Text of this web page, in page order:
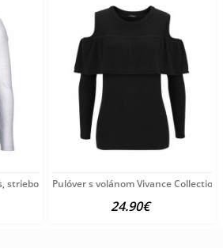
strieborno-sivýPulóver s volánom Vivance
24.90€